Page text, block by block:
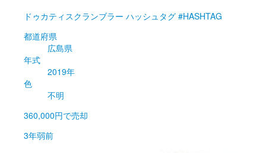
ドゥカティ スクランブラー ハッシュタグ #HASHTAG
都道府県
広島県
年式
2019年
色
不明
360,000円で売却
3年弱前